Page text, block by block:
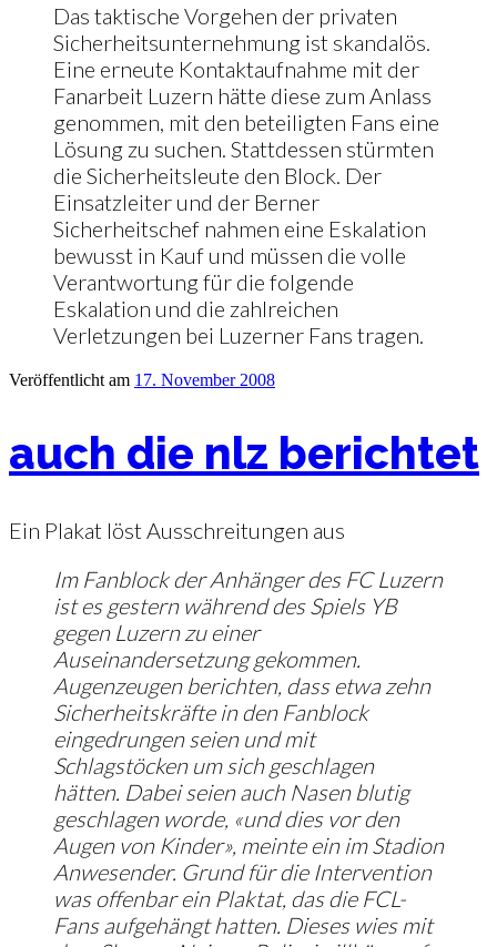
Das taktische Vorgehen der privaten
Sicherheitsunternehmung ist skandalös.
Eine erneute Kontaktaufnahme mit der
Fanarbeit Luzern hätte diese zum Anlass
genommen, mit den beteiligten Fans eine
Lösung zu suchen. Stattdessen stürmten
die Sicherheitsleute den Block. Der
Einsatzleiter und der Berner
Sicherheitschef nahmen eine Eskalation
bewusst in Kauf und müssen die volle
Verantwortung für die folgende
Eskalation und die zahlreichen
Verletzungen bei Luzerner Fans tragen.
Veröffentlicht am 17. November 2008
auch die nlz berichtet
Ein Plakat löst Ausschreitungen aus
Im Fanblock der Anhänger des FC Luzern
ist es gestern während des Spiels YB
gegen Luzern zu einer
Auseinandersetzung gekommen.
Augenzeugen berichten, dass etwa zehn
Sicherheitskräfte in den Fanblock
eingedrungen seien und mit
Schlagstöcken um sich geschlagen
hätten. Dabei seien auch Nasen blutig
geschlagen worde, «und dies vor den
Augen von Kinder», meinte ein im Stadion
Anwesender. Grund für die Intervention
was offenbar ein Plaktat, das die FCL-
Fans aufgehängt hatten. Dieses wies mit